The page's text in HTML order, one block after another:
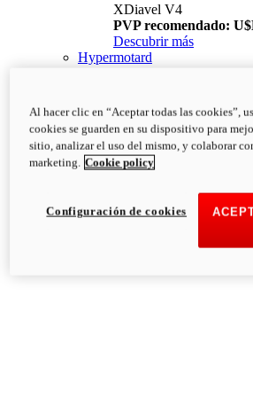
XDiavel V4
PVP recomendado:
Descubrir más
Hypermotard
Al hacer clic en “Aceptar todas las cookies”,
cookies se guarden en su dispositivo para
sitio, analizar el uso del mismo, y colaborar
marketing. Cookie policy
Configuración de cookies